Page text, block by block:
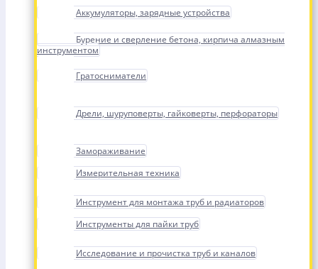
Аккумуляторы, зарядные устройства
Бурение и сверление бетона, кирпича алмазным
инструментом
Гратосниматели
Дрели, шуруповерты, гайковерты, перфораторы
Замораживание
Измерительная техника
Инструмент для монтажа труб и радиаторов
Инструменты для пайки труб
Исследование и прочистка труб и каналов